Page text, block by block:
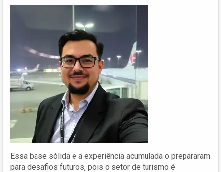
Essa base sólida e a experiência acumulada o prepararam
para desafios futuros, pois o setor de turismo é